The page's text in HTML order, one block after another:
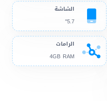
الشاشة
5.7"
الرامات
4GB RAM